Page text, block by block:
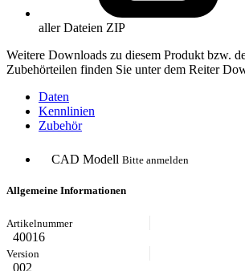
aller Dateien ZIP
Weitere Downloads zu diesem Produkt bzw.
Zubehörteilen finden Sie unter dem Reiter
Daten
Kennlinien
Zubehör
CAD Modell Bitte anmelden
Allgemeine Informationen
40016
002